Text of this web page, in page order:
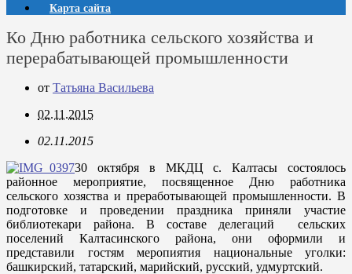
Карта сайта
Ко Дню работника сельского хозяйства и
перерабатывающей промышленности
от Татьяна Васильева
02.11.2015
02.11.2015
30 октября в МКДЦ с. Калтасы состоялось
районное мероприятие, посвященное Дню работника
сельского хозяства и преработывающей промышленности. В
подготовке и проведении праздника приняли участие
библиотекари района. В составе делегаций сельских
поселений Калтасинского района, они оформили и
представили гостям меропиятия национальные уголки:
башкирский, татарский, марийский, русский, удмуртский.